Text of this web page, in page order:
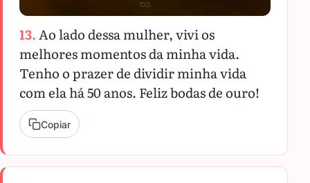
13.Ao lado dessa mulher, vivi os
melhores momentos da minha vida.
Tenho o prazer de dividir minha vida
com ela há 50 anos. Feliz bodas de ouro!
Copiar